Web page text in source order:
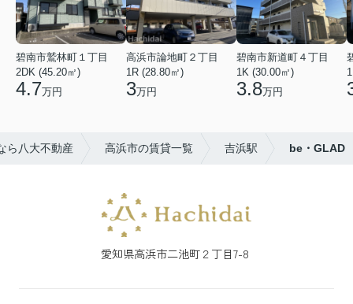
碧南市鷲林町１丁目
2DK (45.20㎡)
4.7万円
高浜市論地町２丁目
1R (28.80㎡)
3万円
碧南市新道町４丁目
1K (30.00㎡)
3.8万円
ら八大不動産 高浜市の賃貸一覧 吉浜駅 be・GLAD
愛知県高浜市二池町２丁目7-8